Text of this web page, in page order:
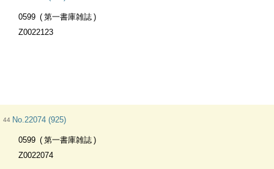
0599
第一書庫雑誌
Z0022123
44 No.22074 (925)
0599
第一書庫雑誌
Z0022074